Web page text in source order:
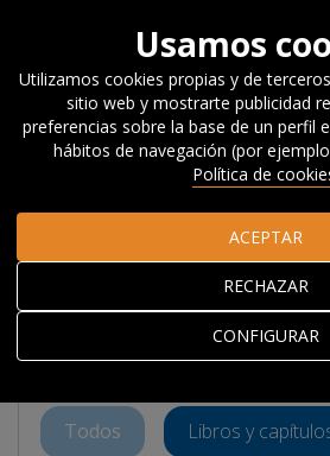
Investigación Publicaciones
capítulos de libro
Libros y
Publicaciones propias o en
Dirigidas sobre todo a un público
Todos Libros y
Usamos
Utilizamos cookies propias y de
sitio web y mostrarte publicidad
preferencias sobre la base de un perfil
hábitos de navegación (por
Política de
CONFIGURAR
RECHAZAR
ACEPTAR